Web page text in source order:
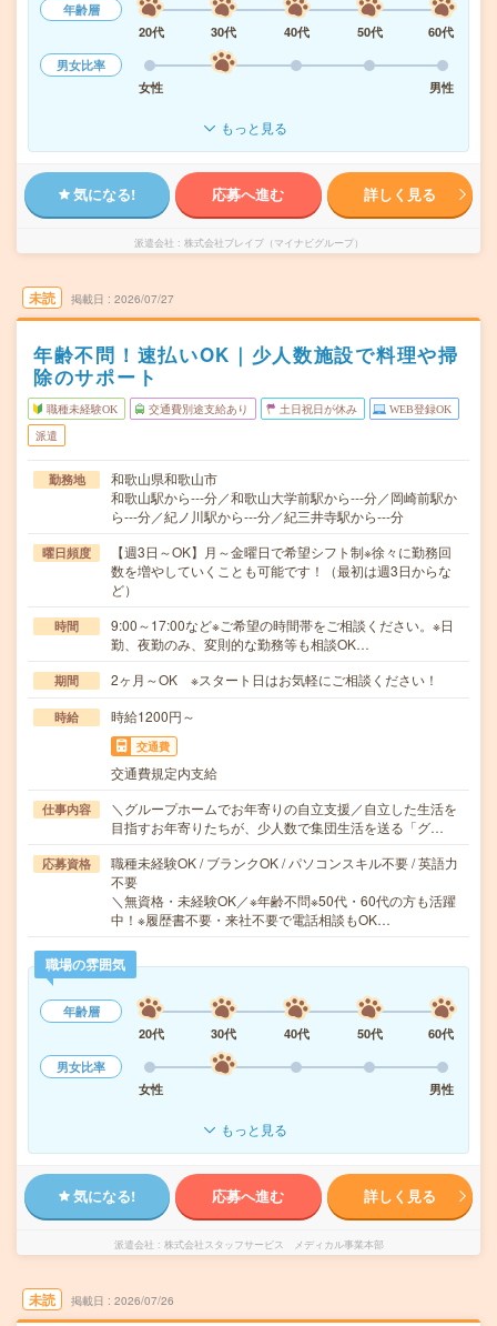
年齢層
20代
30代 40代 50代
60代
男女比率
女性
男性
もっと見る
気になる! 応募へ進む 詳しく見る
派遣会社 株式会社ブレイブ（マイナビグループ）
未読 掲載日 2026/07/27
年齢不問！速払いOK｜少人数施設で料理や掃
除のサポート
職種未経験OK 交通費別途支給あり 土日祝日が休み WEB登録OK
派遣
勤務地
和歌山県和歌山市
和歌山駅から---分／和歌山大学前駅から---分／岡崎前駅か
ら---分／紀ノ川駅から---分／紀三井寺駅から---分
曜日頻度
【週3日～OK】月～金曜日で希望シフト制※徐々に勤務回
数を増やしていくことも可能です！（最初は週3日からな
ど）
時間
9:00～17:00など※ご希望の時間帯をご相談ください。※日
勤、夜勤のみ、変則的な勤務等も相談OK…
期間 2ヶ月～OK ※スタート日はお気軽にご相談ください！
時給 時給1200円～
交通費
交通費規定内支給
仕事内容
＼グループホームでお年寄りの自立支援／自立した生活を
目指すお年寄りたちが、少人数で集団生活を送る「グ…
応募資格
職種未経験OK / ブランクOK / パソコンスキル不要 / 英語力
不要
＼無資格・未経験OK／※年齢不問※50代・60代の方も活躍
中！※履歴書不要・来社不要で電話相談もOK…
職場の雰囲気
年齢層
20代
30代 40代 50代
60代
男女比率
女性
男性
もっと見る
気になる! 応募へ進む 詳しく見る
派遣会社 株式会社スタッフサービス メディカル事業本部
未読 掲載日 2026/07/26